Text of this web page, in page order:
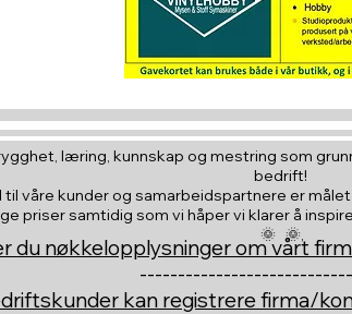
læring, kunnskap og mestring som
bedrift!
til våre kunder og samarbeidspartnere er
priser samtidig som vi håper vi klarer å
🌞 🌞,
du nøkkelopplysninger om vårt
kan registrere firma/